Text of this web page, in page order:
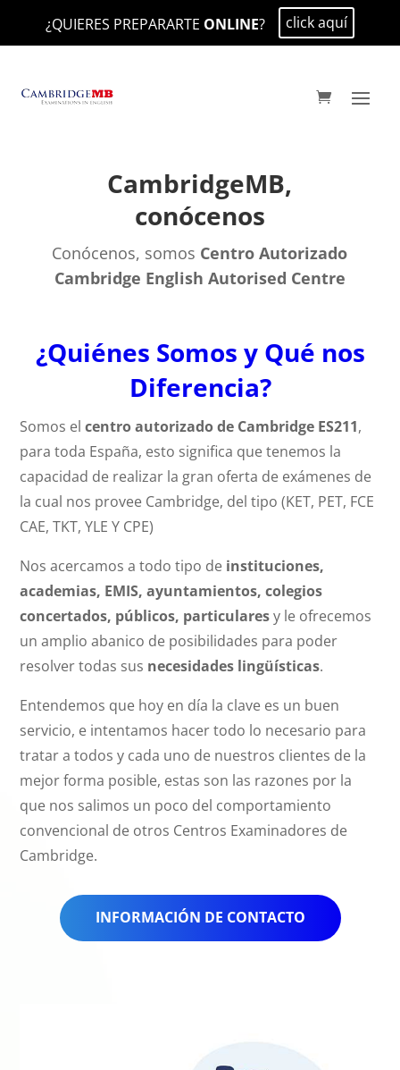
¿QUIERES PREPARARTE ONLINE? click aquí
CambridgeMB,
conócenos
Conócenos, somos Centro Autorizado
Cambridge English Autorised Centre
¿Quiénes Somos y Qué nos
Diferencia?
Somos elcentro autorizado de Cambridge ES211,
para toda España, esto significa que tenemos la
capacidad de realizar la gran oferta de exámenes de
la cual nos provee Cambridge, del tipo (KET, PET, FCE
CAE, TKT, YLE Y CPE)
Nos acercamos a todo tipo de instituciones,
academias, EMIS, ayuntamientos, colegios
concertados, públicos, particularesy le ofrecemos
un amplio abanico de posibilidades para poder
resolver todas sus necesidades lingüísticas.
Entendemos que hoy en día la clave es un buen
servicio, e intentamos hacer todo lo necesario para
tratar a todos y cada uno de nuestros clientes de la
mejor forma posible, estas son las razones por la
que nos salimos un poco del comportamiento
convencional de otros Centros Examinadores de
Cambridge.
INFORMACIÓN DE CONTACTO